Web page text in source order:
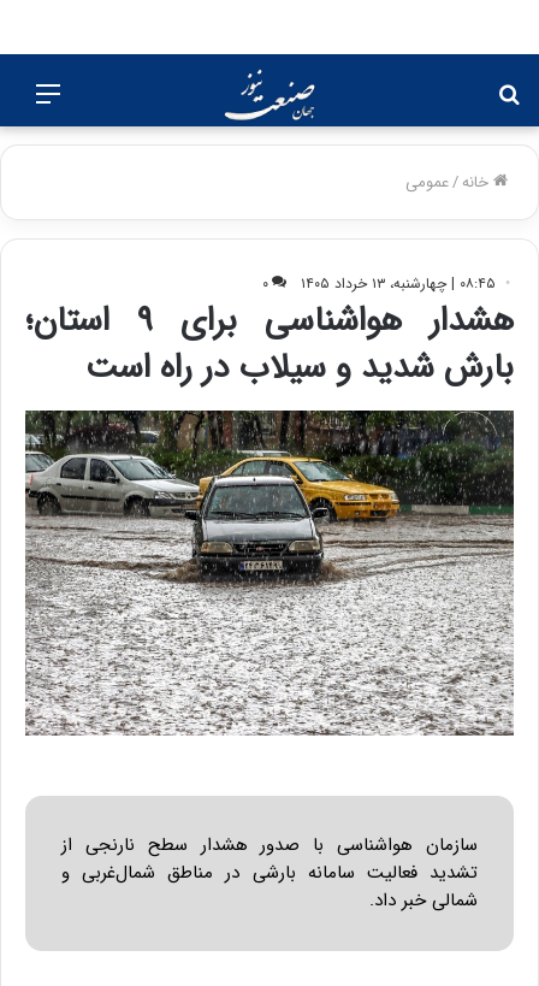
برای
خانه/عمومی
۰۸:۴۵ | چهارشنبه، ۱۳ خرداد ۱۴۰۵ ۰
هشدار هواشناسی برای ۹ استان؛
بارش شدید و سیلاب در راه است
سازمان هواشناسی با صدور هشدار سطح نارنجی از
تشدید فعالیت سامانه بارشی در مناطق شمال‌غربی و
شمالی خبر داد.